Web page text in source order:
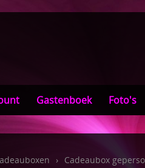
Gastenboek Foto's
› Cadeaubox